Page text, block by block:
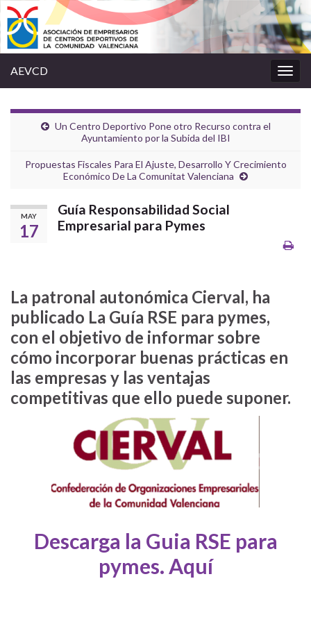
la
AEVCD
Un Centro Deportivo Pone otro Recurso contra el
Ayuntamiento por la Subida del IBI
Propuestas Fiscales Para El Ajuste, Desarrollo Y Crecimiento
Económico De La Comunitat Valenciana
MAY
17
Guía Responsabilidad Social
Empresarial para Pymes
La patronal autonómica Cierval, ha
publicado La Guía RSE para pymes,
con el objetivo de informar sobre
cómo incorporar buenas prácticas en
las empresas y las ventajas
competitivas que ello puede suponer.
Descarga la Guia RSE para
pymes. Aquí